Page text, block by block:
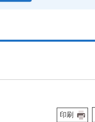
印刷